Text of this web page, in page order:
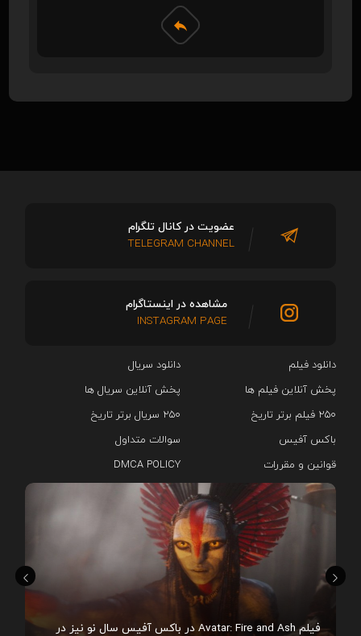
فیلم Avatar: Fire and Ash در باکس آفیس سال نو نیز در
دانلود فیلم
دانلود سریال‌
پخش آنلاین فیلم ها
پخش آنلاین سریال ها
۲۵۰ فیلم برتر تاریخ
۲۵۰ سریال برتر تاریخ
باکس آفیس
سوالات متداول
قوانین و مقررات
DMCA POLICY
عضویت در کانال تلگرام
TELEGRAM CHANNEL
مشاهده در اینستاگرام
INSTAGRAM PAGE